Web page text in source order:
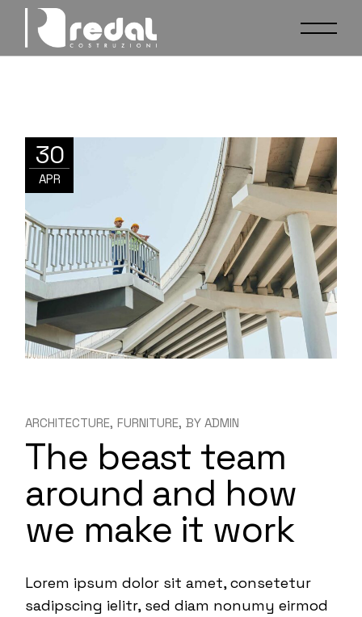
30
APR
ARCHITECTURE FURNITURE BY ADMIN
The beast team
around and how
we make it work
Lorem ipsum dolor sit amet, consetetur
sadipscing ielitr, sed diam nonumy eirmod